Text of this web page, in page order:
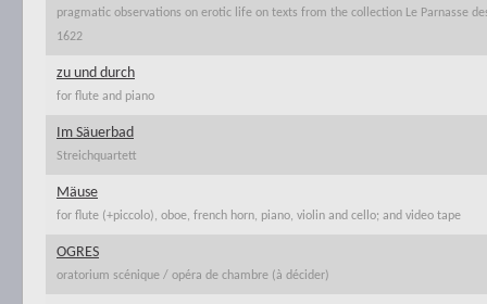
pragmatic observations on erotic life on texts from the collection Le Parnasse
1622
zu und durch
for flute and piano
Im Säuerbad
Streichquartett
Mäuse
for flute (+piccolo), oboe, french horn, piano, violin and cello; and video tape
OGRES
oratorium scénique / opéra de chambre (à décider)